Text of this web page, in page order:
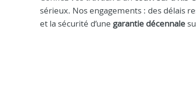
sérieux. Nos engagements : des délais
et la sécurité d’une garantie décennale